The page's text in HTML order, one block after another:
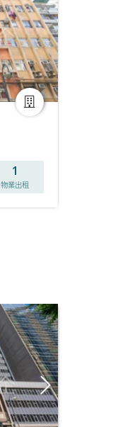
1
物業出租